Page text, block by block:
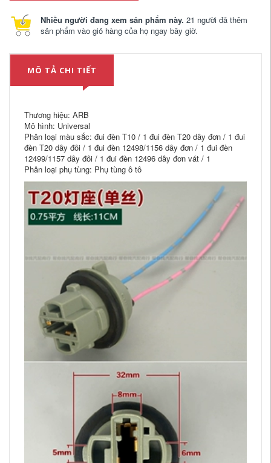
Nhiều người đang xem sản phẩm này. 21 người đã thêm
sản phẩm vào giỏ hàng của họ ngay bây giờ.
MÔ TẢ CHI TIẾT
Thương hiệu: ARB
Mô hình: Universal
Phân loại màu sắc: đui đèn T10 / 1 đui đèn T20 dây đơn / 1 đui
đèn T20 dây đôi / 1 đui đèn 12498/1156 dây đơn / 1 đui đèn
12499/1157 dây đôi / 1 đui đèn 12496 dây đơn vát / 1
Phân loại phụ tùng: Phụ tùng ô tô